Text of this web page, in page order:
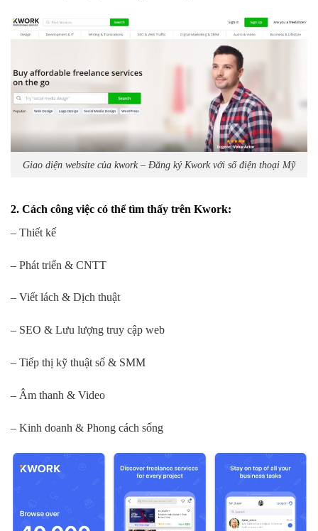
Giao diện website của kwork – Đăng ký Kwork với số điện thoại Mỹ
2. Cách công việc có thể tìm thấy trên Kwork:
– Thiết kế
– Phát triển & CNTT
– Viết lách & Dịch thuật
– SEO & Lưu lượng truy cập web
– Tiếp thị kỹ thuật số & SMM
– Âm thanh & Video
– Kinh doanh & Phong cách sống